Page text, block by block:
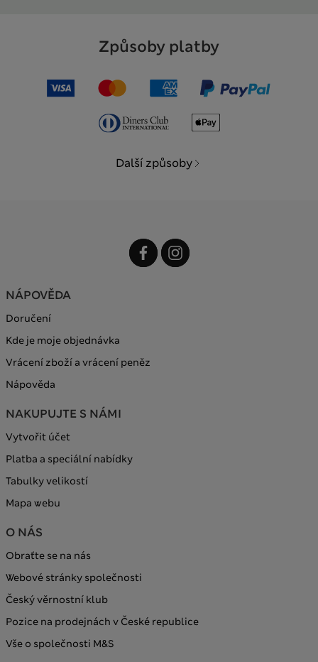
Způsoby platby
Další způsoby
NÁPOVĚDA
Doručení
Kde je moje objednávka
Vrácení zboží a vrácení peněz
Nápověda
NAKUPUJTE S NÁMI
Vytvořit účet
Platba a speciální nabídky
Tabulky velikostí
Mapa webu
O NÁS
Obraťte se na nás
Webové stránky společnosti
Český věrnostní klub
Pozice na prodejnách v České republice
Vše o společnosti M&S